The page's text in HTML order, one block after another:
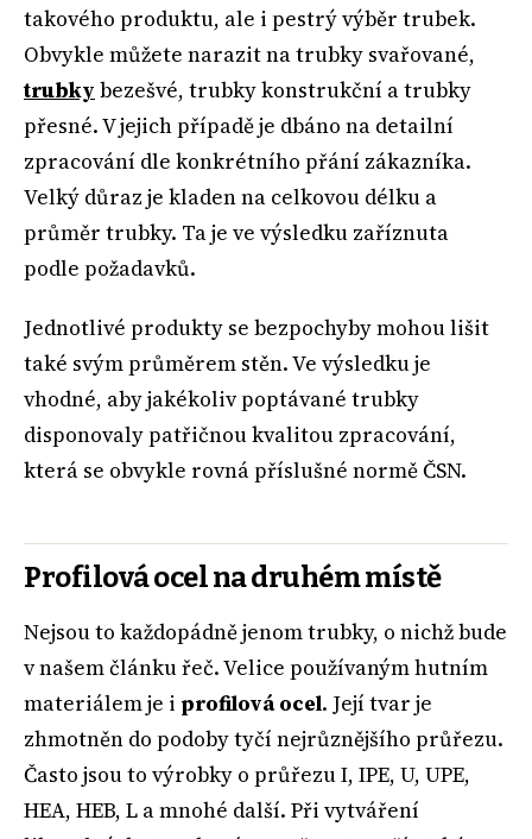
takového produktu, ale i pestrý výběr trubek.
Obvykle můžete narazit na trubky svařované,
trubky bezešvé, trubky konstrukční a trubky
přesné. V jejich případě je dbáno na detailní
zpracování dle konkrétního přání zákazníka.
Velký důraz je kladen na celkovou délku a
průměr trubky. Ta je ve výsledku zaříznuta
podle požadavků.
Jednotlivé produkty se bezpochyby mohou lišit
také svým průměrem stěn. Ve výsledku je
vhodné, aby jakékoliv poptávané trubky
disponovaly patřičnou kvalitou zpracování,
která se obvykle rovná příslušné normě ČSN.
Profilová ocel na druhém místě
Nejsou to každopádně jenom trubky, o nichž bude
v našem článku řeč. Velice používaným hutním
materiálem je i profilová ocel. Její tvar je
zhmotněn do podoby tyčí nejrůznějšího průřezu.
Často jsou to výrobky o průřezu I, IPE, U, UPE,
HEA, HEB, L a mnohé další. Při vytváření